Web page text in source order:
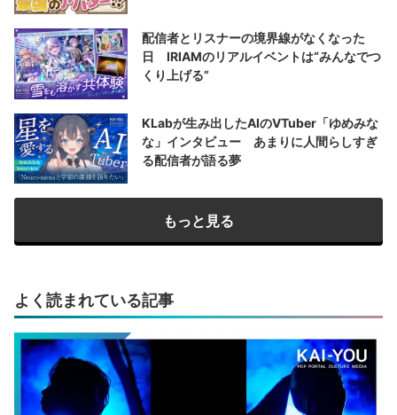
配信者とリスナーの境界線がなくなった
日 IRIAMのリアルイベントは“みんなでつ
くり上げる”
KLabが生み出したAIのVTuber「ゆめみな
な」インタビュー あまりに人間らしすぎ
る配信者が語る夢
もっと見る
よく読まれている記事